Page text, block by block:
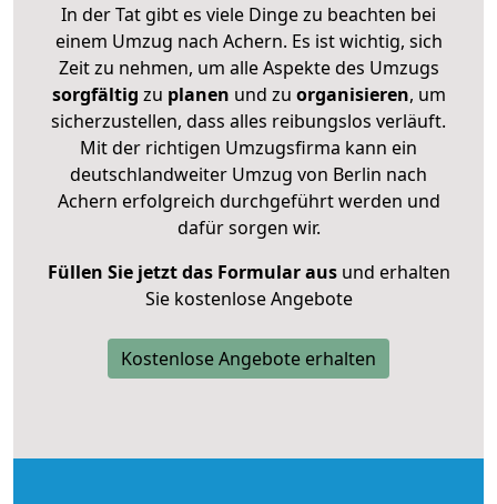
In der Tat gibt es viele Dinge zu beachten bei
einem Umzug nach Achern. Es ist wichtig, sich
Zeit zu nehmen, um alle Aspekte des Umzugs
sorgfältig zu planen und zu organisieren, um
sicherzustellen, dass alles reibungslos verläuft.
Mit der richtigen Umzugsfirma kann ein
deutschlandweiter Umzug von Berlin nach
Achern erfolgreich durchgeführt werden und
dafür sorgen wir.
Füllen Sie jetzt das Formular ausund erhalten
Sie kostenlose Angebote
Kostenlose Angebote erhalten